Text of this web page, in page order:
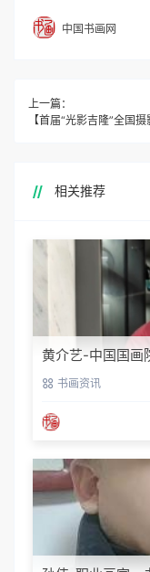
中国书画网
上一篇：
相关推荐
黄介艺-中国国画
席 书画资讯